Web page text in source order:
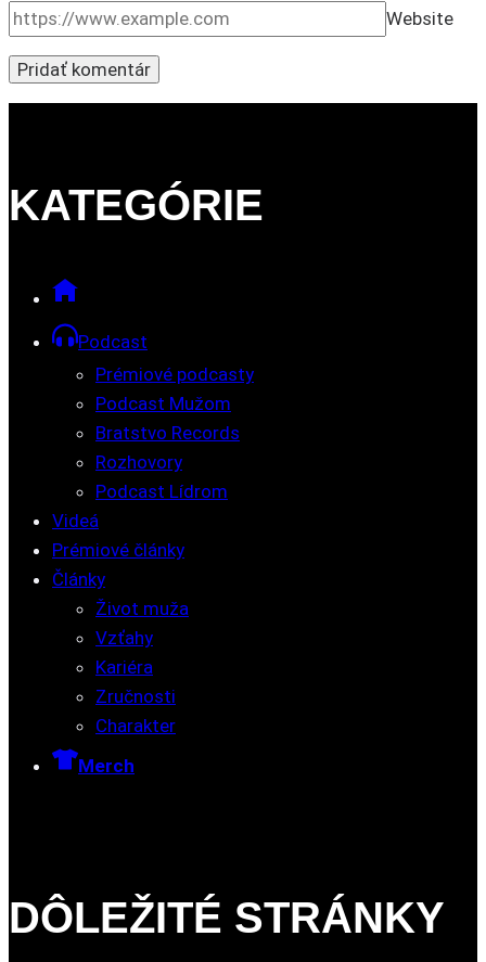
Website
KATEGÓRIE
Podcast
Prémiové podcasty
Podcast Mužom
Bratstvo Records
Rozhovory
Podcast Lídrom
Videá
Prémiové články
Články
Život muža
Vzťahy
Kariéra
Zručnosti
Charakter
Merch
DÔLEŽITÉ STRÁNKY